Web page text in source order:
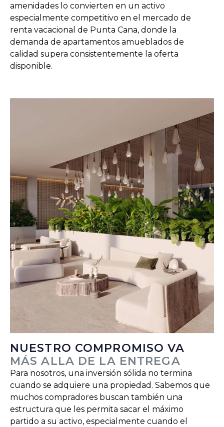
amenidades lo convierten en un activo
especialmente competitivo en el mercado de
renta vacacional de Punta Cana, donde la
demanda de apartamentos amueblados de
calidad supera consistentemente la oferta
disponible.
NUESTRO COMPROMISO VA
MÁS ALLA DE LA ENTREGA
Para nosotros, una inversión sólida no termina
cuando se adquiere una propiedad. Sabemos que
muchos compradores buscan también una
estructura que les permita sacar el máximo
partido a su activo, especialmente cuando el